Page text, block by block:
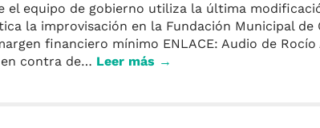
el equipo de gobierno utiliza la última
la improvisación en la Fundación Municipal
financiero mínimo ENLACE: Audio de
en contra de… Leer más →